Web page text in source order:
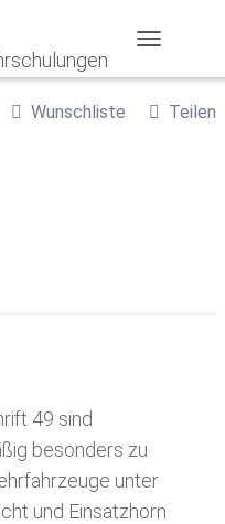
O
G
Wunschliste Teilen
49 sind
besonders zu
unter
und Einsatzhorn